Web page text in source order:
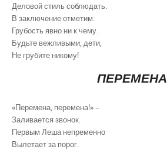
Деловой стиль соблюдать.
В заключение отметим:
Грубость явно ни к чему.
Будьте вежливыми, дети,
Не грубите никому!
ПЕРЕМЕНА
«Перемена, перемена!» –
Заливается звонок.
Первым Леша непременно
Вылетает за порог.